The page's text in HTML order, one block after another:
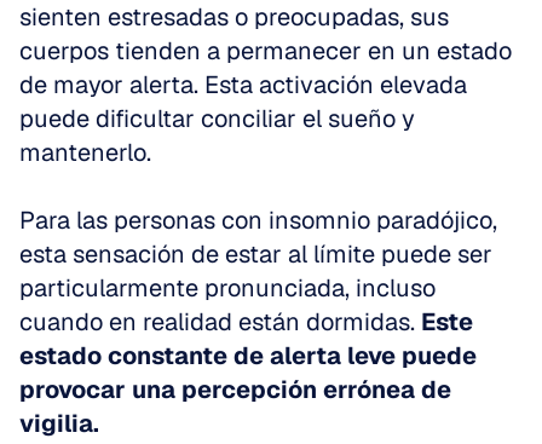
sienten estresadas o preocupadas, sus
cuerpos tienden a permanecer en un estado
de mayor alerta. Esta activación elevada
puede dificultar conciliar el sueño y
mantenerlo.
Para las personas con insomnio paradójico,
esta sensación de estar al límite puede ser
particularmente pronunciada, incluso
cuando en realidad están dormidas. Este
estado constante de alerta leve puede
provocar una percepción errónea de
vigilia.